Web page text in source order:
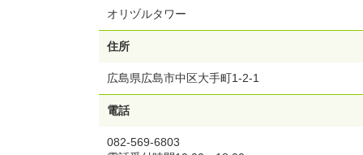
オリヅルタワー
住所
広島県広島市中区大手町1-2-1
電話
082-569-6803